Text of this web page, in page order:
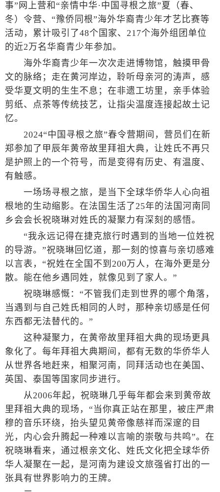
事”网上营和“亲情中华·中国寻根之旅”夏（春、
冬）令营、“豫侨同根”海外华裔青少年才艺比赛等
活动，累计吸引了48个国家、217个海外组团单位
的近2万名华裔青少年参加。
海外华裔青少年一次次走进博物馆，触摸甲骨
文的脉络；走在黄河岸边，聆听母亲河的涛声，感
受华夏文明的生生不息；在非遗工坊里，亲手体验
剪纸、点茶等传统技艺，让指尖温度连接起故土记
忆。
2024“中国寻根之旅”春令营期间，营员们在新
郑参加了甲辰年黄帝故里拜祖大典，让姓氏不再只
是护照上的一个符号，而是变得有历史、有温度、
有触感。
一场场寻根之旅，是当下全球华侨华人心向祖
根地的生动缩影。在法国生活了25年的法国河南同
乡会会长祝晓琳对姓氏的凝聚力有深刻的感悟。
“我永远记得在捷克旅行时遇到的当地一位姓祝
的导游。”祝晓琳回忆道，那一刻的惊喜与亲切感难
以言表，“祝姓在全国不到200万人，在海外更是分
散。能在他乡遇同姓，就像见到了家人。”
祝晓琳感慨：“不管我们走到世界的哪个角落，
当遇到与自己姓氏相同的人时，那种亲切感是任何
东西都无法替代的。”
这种凝聚力，在黄帝故里拜祖大典的现场更具
象化了。每年拜祖大典期间，都有无数的华侨华人
从世界各地赶来，相聚河南，同拜活动也在美国、
英国、泰国等国家同步进行。
从2006年起，祝晓琳几乎每年都会来到黄帝故
里拜祖大典的现场，“当你真正站在那里，被庄严肃
穆的音乐环绕，抬头望见黄帝像慈祥而深邃的目
光，内心会升腾起一种难以言喻的崇敬与共鸣”。在
祝晓琳看来，通过根亲文化、姓氏文化把全球华侨
华人凝聚在一起，是河南为建设文旅强省打出的一
张具有世界影响力的王牌。